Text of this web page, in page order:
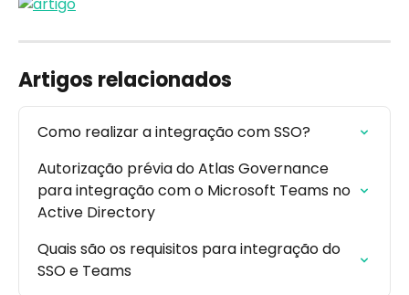
Artigos relacionados
Como realizar a integração com SSO?
Autorização prévia do Atlas Governance
para integração com o Microsoft Teams no
Active Directory
Quais são os requisitos para integração do
SSO e Teams